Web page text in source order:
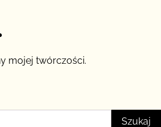
mojej twórczości.